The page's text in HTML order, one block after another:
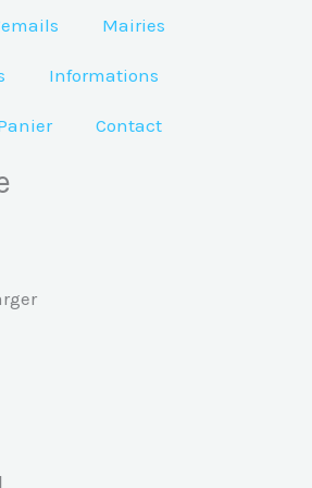
Mairies
Informations
Contact